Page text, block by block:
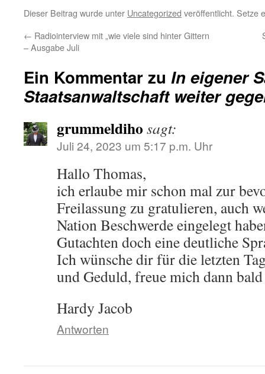
Dieser Beitrag wurde unter Uncategorized veröffentlicht. Setze
← Radiointerview mit „wie viele sind hinter Gittern
– Ausgabe Juli
Ein Kommentar zu In eigener
Staatsanwaltschaft weiter
grummeldiho sagt:
Juli 24, 2023 um 5:17 p.m. Uhr
Hallo Thomas,
ich erlaube mir schon mal zur
Freilassung zu gratulieren, auch
Nation Beschwerde eingelegt
Gutachten doch eine deutliche
Ich wünsche dir für die letzten
und Geduld, freue mich dann
Hardy Jacob
Antworten